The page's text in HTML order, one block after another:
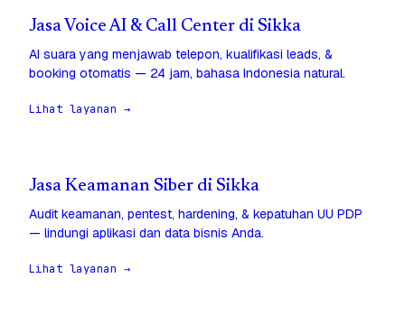
Jasa Voice AI & Call Center di Sikka
AI suara yang menjawab telepon, kualifikasi leads, &
booking otomatis — 24 jam, bahasa Indonesia natural.
Lihat layanan →
Jasa Keamanan Siber di Sikka
Audit keamanan, pentest, hardening, & kepatuhan UU PDP
— lindungi aplikasi dan data bisnis Anda.
Lihat layanan →